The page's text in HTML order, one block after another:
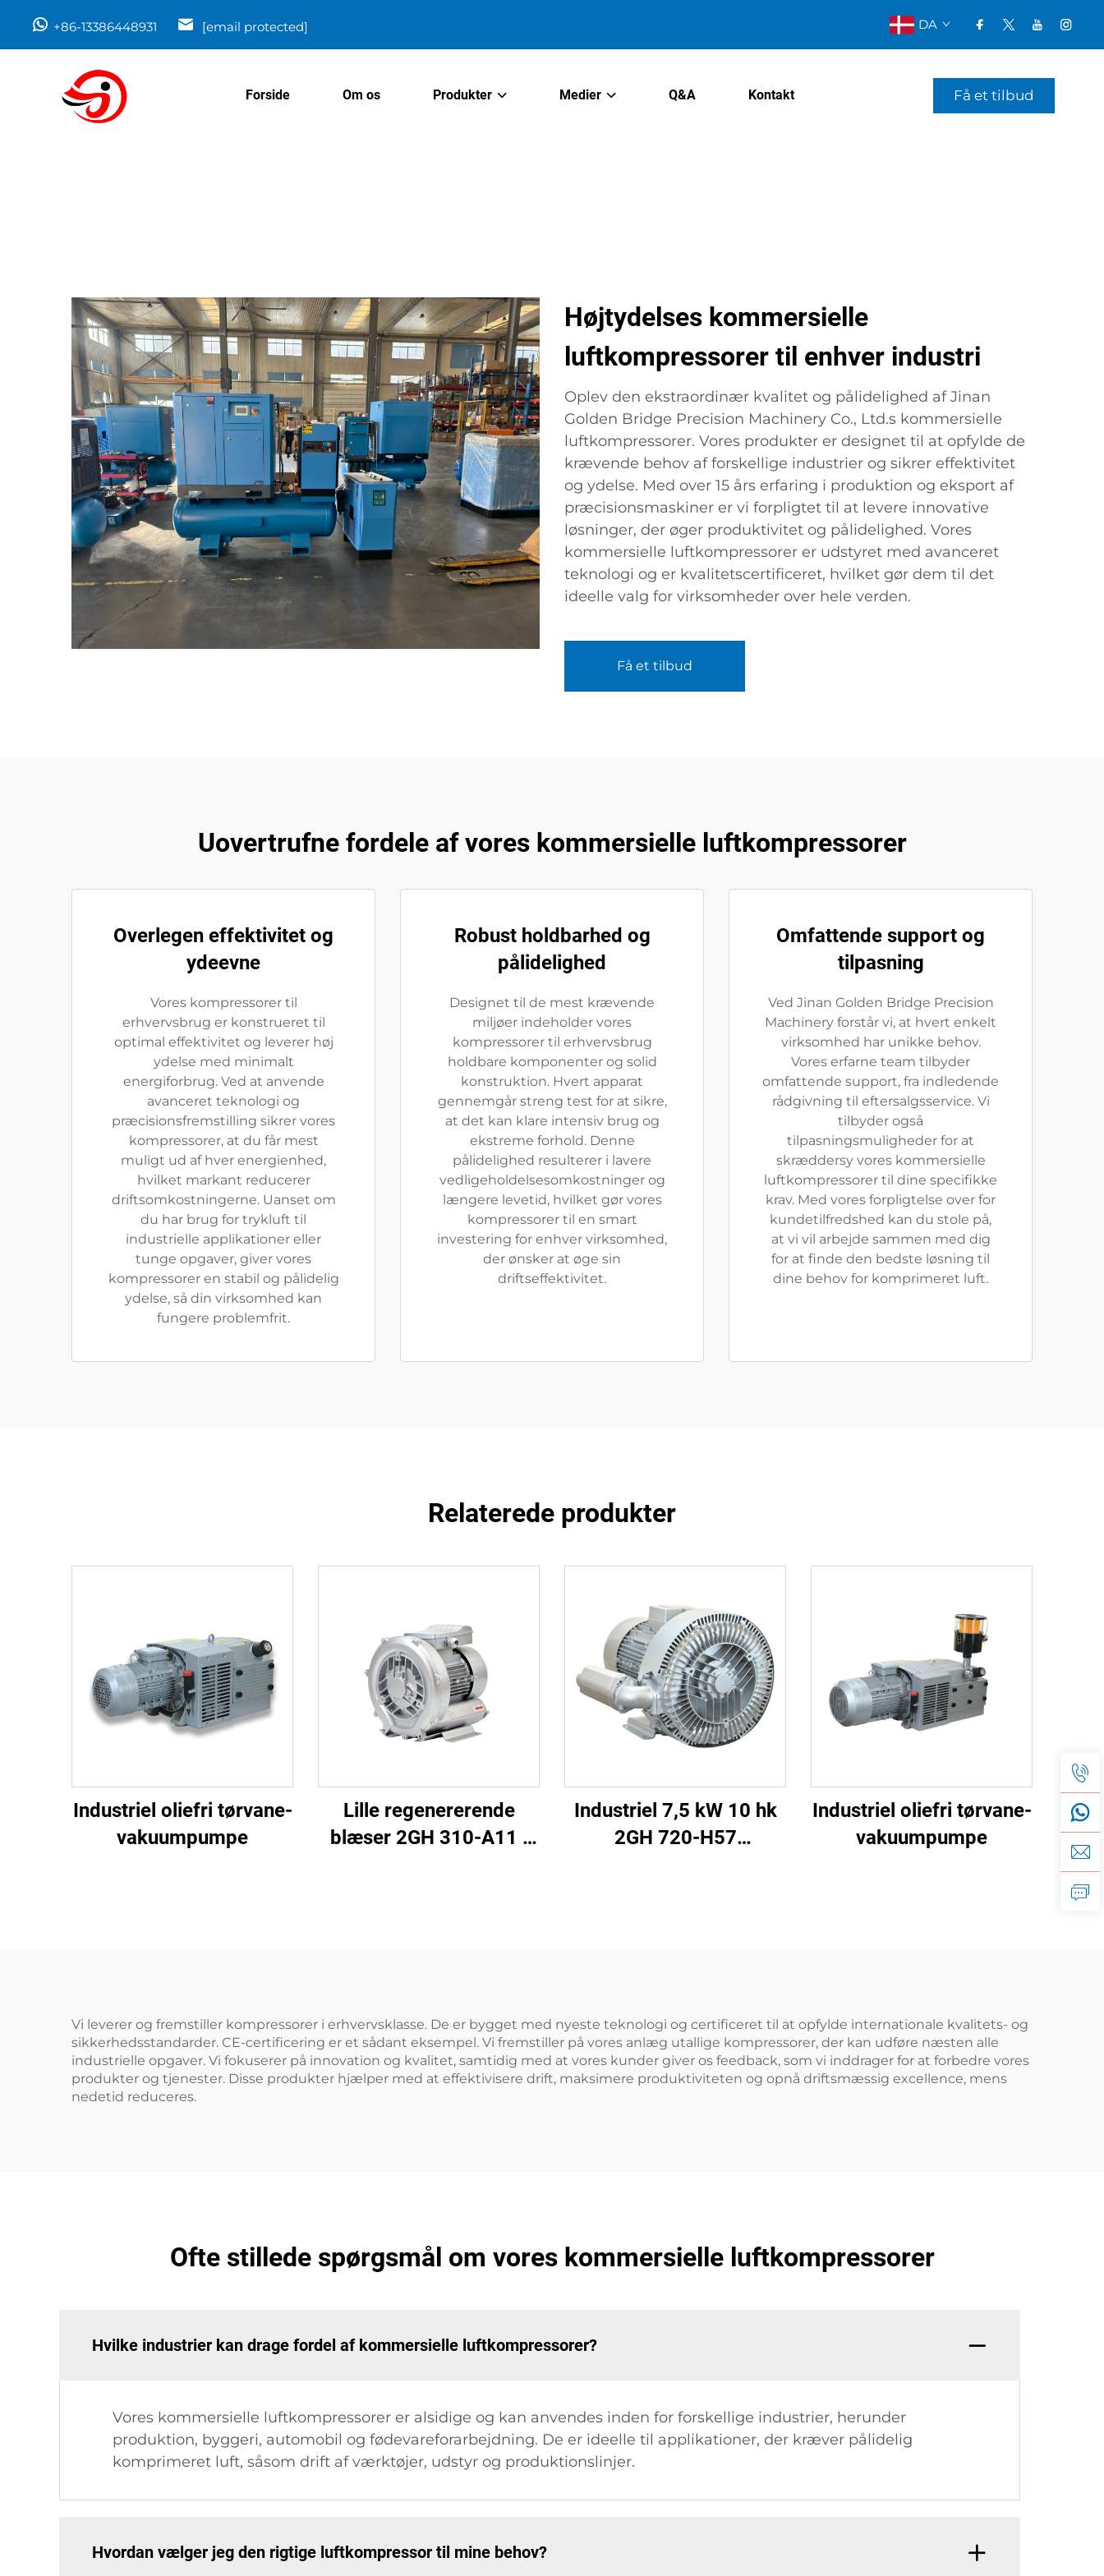
+86-13386448931 [email protected] DA
Forside Om os Produkter Medier Q&A Kontakt Få et tilbud
Højtydelses kommersielle
luftkompressorer til enhver industri
Oplev den ekstraordinær kvalitet og pålidelighed af Jinan
Golden Bridge Precision Machinery Co., Ltd.s kommersielle
luftkompressorer. Vores produkter er designet til at opfylde de
krævende behov af forskellige industrier og sikrer effektivitet
og ydelse. Med over 15 års erfaring i produktion og eksport af
præcisionsmaskiner er vi forpligtet til at levere innovative
løsninger, der øger produktivitet og pålidelighed. Vores
kommersielle luftkompressorer er udstyret med avanceret
teknologi og er kvalitetscertificeret, hvilket gør dem til det
ideelle valg for virksomheder over hele verden.
Få et tilbud
Uovertrufne fordele af vores kommersielle luftkompressorer
Overlegen effektivitet og
ydeevne
Vores kompressorer til
erhvervsbrug er konstrueret til
optimal effektivitet og leverer høj
ydelse med minimalt
energiforbrug. Ved at anvende
avanceret teknologi og
præcisionsfremstilling sikrer vores
kompressorer, at du får mest
muligt ud af hver energienhed,
hvilket markant reducerer
driftsomkostningerne. Uanset om
du har brug for trykluft til
industrielle applikationer eller
tunge opgaver, giver vores
kompressorer en stabil og pålidelig
ydelse, så din virksomhed kan
fungere problemfrit.
Robust holdbarhed og
pålidelighed
Designet til de mest krævende
miljøer indeholder vores
kompressorer til erhvervsbrug
holdbare komponenter og solid
konstruktion. Hvert apparat
gennemgår streng test for at sikre,
at det kan klare intensiv brug og
ekstreme forhold. Denne
pålidelighed resulterer i lavere
vedligeholdelsesomkostninger og
længere levetid, hvilket gør vores
kompressorer til en smart
investering for enhver virksomhed,
der ønsker at øge sin
driftseffektivitet.
Omfattende support og
tilpasning
Ved Jinan Golden Bridge Precision
Machinery forstår vi, at hvert enkelt
virksomhed har unikke behov.
Vores erfarne team tilbyder
omfattende support, fra indledende
rådgivning til eftersalgsservice. Vi
tilbyder også
tilpasningsmuligheder for at
skræddersy vores kommersielle
luftkompressorer til dine specifikke
krav. Med vores forpligtelse over for
kundetilfredshed kan du stole på,
at vi vil arbejde sammen med dig
for at finde den bedste løsning til
dine behov for komprimeret luft.
Relaterede produkter
Industriel oliefri tørvane-
vakuumpumpe
Lille regenererende
blæser 2GH 310-A11 |
Industriel 7,5 kW 10 hk
2GH 720-H57
Industriel oliefri tørvane-
vakuumpumpe
Vi leverer og fremstiller kompressorer i erhvervsklasse. De er bygget med nyeste teknologi og certificeret til at opfylde internationale kvalitets- og
sikkerhedsstandarder. CE-certificering er et sådant eksempel. Vi fremstiller på vores anlæg utallige kompressorer, der kan udføre næsten alle
industrielle opgaver. Vi fokuserer på innovation og kvalitet, samtidig med at vores kunder giver os feedback, som vi inddrager for at forbedre vores
produkter og tjenester. Disse produkter hjælper med at effektivisere drift, maksimere produktiviteten og opnå driftsmæssig excellence, mens
nedetid reduceres.
Ofte stillede spørgsmål om vores kommersielle luftkompressorer
Hvilke industrier kan drage fordel af kommersielle luftkompressorer?
Vores kommersielle luftkompressorer er alsidige og kan anvendes inden for forskellige industrier, herunder
produktion, byggeri, automobil og fødevareforarbejdning. De er ideelle til applikationer, der kræver pålidelig
komprimeret luft, såsom drift af værktøjer, udstyr og produktionslinjer.
Hvordan vælger jeg den rigtige luftkompressor til mine behov?